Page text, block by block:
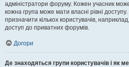
адміністратори форуму. Кожен учасник
кожна група може мати власні рівні
призначити кількох користувачів,
доступ до приватних форумів.
Догори
Де знаходяться групи користувачів і як